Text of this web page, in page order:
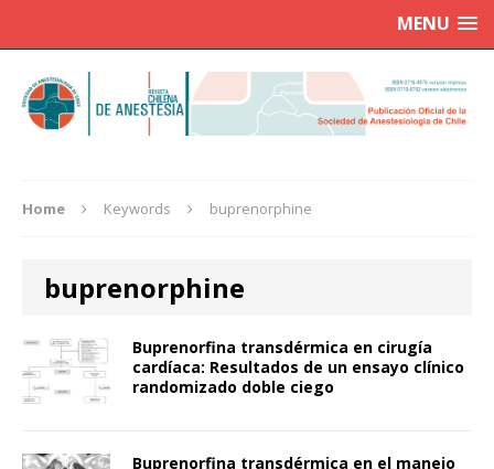
MENU
Home Keywords buprenorphine
buprenorphine
Buprenorfina transdérmica en cirugía
cardíaca: Resultados de un ensayo clínico
randomizado doble ciego
Buprenorfina transdérmica en el manejo